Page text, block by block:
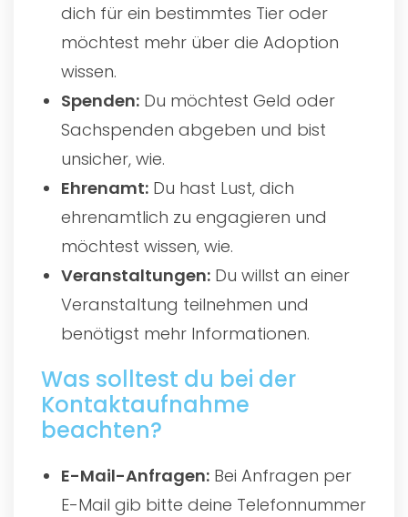
dich für ein bestimmtes Tier oder
möchtest mehr über die Adoption
wissen.
Spenden: Du möchtest Geld oder
Sachspenden abgeben und bist
unsicher, wie.
Ehrenamt: Du hast Lust, dich
ehrenamtlich zu engagieren und
möchtest wissen, wie.
Veranstaltungen: Du willst an einer
Veranstaltung teilnehmen und
benötigst mehr Informationen.
Was solltest du bei der
Kontaktaufnahme
beachten?
E-Mail-Anfragen: Bei Anfragen per
E-Mail gib bitte deine Telefonnummer